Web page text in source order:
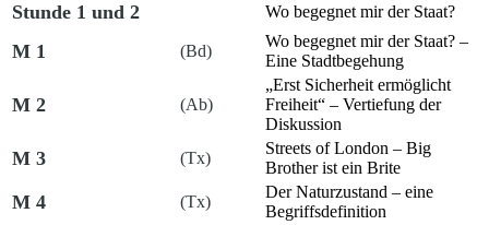
Stunde 1 und 2 Wo begegnet mir der Staat?
M 1 (Bd)
Wo begegnet mir der Staat? –
Eine Stadtbegehung
M 2 (Ab)
„Erst Sicherheit ermöglicht
Freiheit“ – Vertiefung der
Diskussion
M 3 (Tx)
Streets of London – Big
Brotherist ein Brite
M 4 (Tx)
Der Naturzustand – eine
Begriffsdefinition